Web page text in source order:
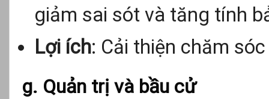
giảm sai sót và tăng tính
Lợi ích: Cải thiện chăm
g. Quản trị và bầu cử